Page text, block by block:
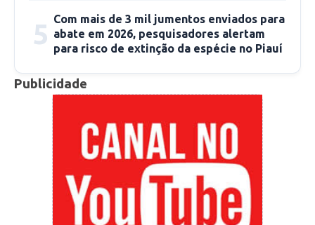
redacao@cidadeverde.com
5 Com mais de 3 mil jumentos enviados para
abate em 2026, pesquisadores alertam
para risco de extinção da espécie no Piauí
Publicidade